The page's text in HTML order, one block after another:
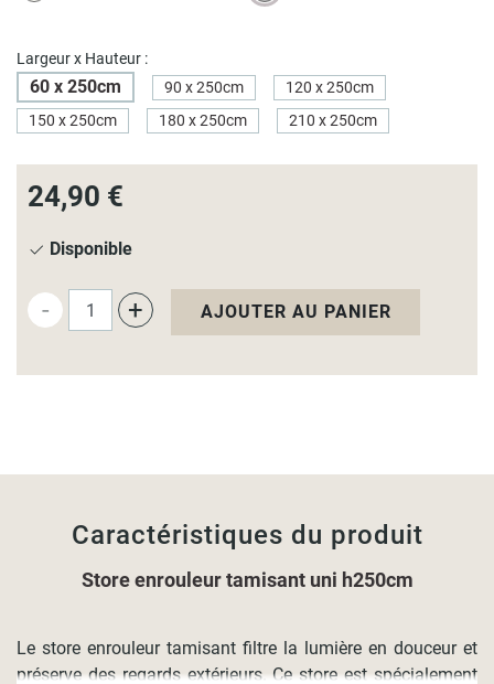
Largeur x Hauteur :
60 x 250cm 90 x 250cm
120 x 250cm
150 x 250cm
180 x 250cm 210 x 250cm
24,90 €
Disponible
- + AJOUTER AU PANIER
Caractéristiques du produit
Store enrouleur tamisant uni h250cm
Le store enrouleur tamisant filtre la lumière en douceur et
préserve des regards extérieurs. Ce store est spécialement